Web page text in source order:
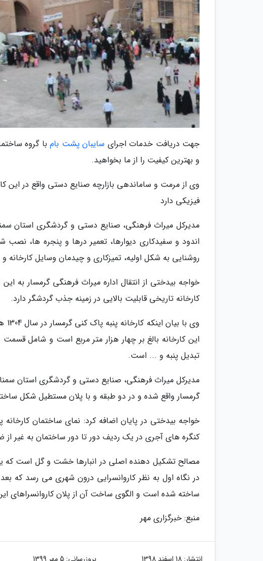
جهت دریافت خدمات اجرای سایبان پشت بامبا گروه
و بهترین کیفیت را از ما بخواهید.
فیزیکی دارد
مدیرکل میراث فرهنگی، صنایع دستی و گردشگری استان
اندود و سفیدکاری دیوارها، تعمیر درها و پنجره ها،
روشنایی به شکل اولیه، تمیزکاری و چیدمان وسایل
خواجه بیدختی از انتقال اداره میراث فرهنگی گرمسار به
کارخانه تاریخی قابلیت بالایی در زمینه جذب گردشگر دارد.
این کارخانه بالغ بر چهار هزار متر مربع است و شامل
تبدیل پنبه و ... است.
مدیرکل میراث فرهنگی، صنایع دستی و گردشگری استان
گرمسار واقع شده و در دو طبقه و با پلان مستطیل شکل
خواجه بیدختی در پایان اضافه کرد: نمای ساختمان
کنگره های آجری در یک ردیف دور تا دور ساختمان به غیر از
مصالح تشکیل دهنده اصلی در انبارها خشت و گل است
در نگاه اول به نظر کاروانسرایی درون شهری می رسد که بعدها
ساخته شده است و الگوی ساخت آن از پلان کاروانسراهای
منبع: خبرگزاری مهر